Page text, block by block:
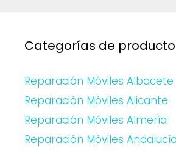
Categorías de producto
Reparación Móviles Albacete
Reparación Móviles Alicante
Reparación Móviles Almería
Reparación Móviles Andalucía